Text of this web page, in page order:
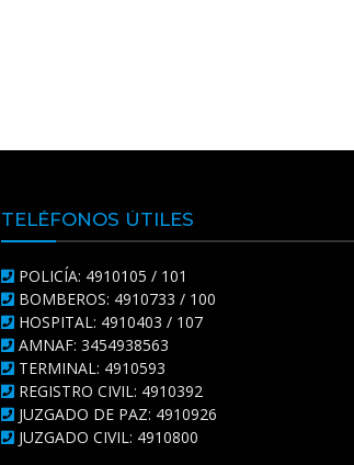
TELÉFONOS ÚTILES
POLICÍA: 4910105 / 101
BOMBEROS: 4910733 / 100
HOSPITAL: 4910403 / 107
AMNAF: 3454938563
TERMINAL: 4910593
REGISTRO CIVIL: 4910392
JUZGADO DE PAZ: 4910926
JUZGADO CIVIL: 4910800